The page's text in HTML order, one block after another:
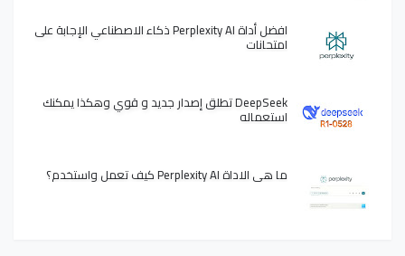
افضل أداة Perplexity AI ذكاء الاصطناعي الإجابة على
امتحانات
DeepSeek تطلق إصدار جديد و قوي وهكذا يمكنك
استعماله
ما هي الاداة Perplexity AI كيف تعمل واستخدم؟